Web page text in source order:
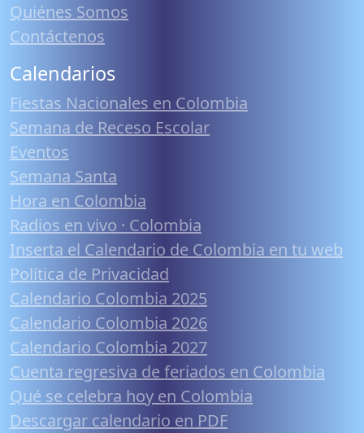
Quiénes Somos
Contáctenos
Calendarios
Fiestas Nacionales en Colombia
Semana de Receso Escolar
Eventos
Semana Santa
Hora en Colombia
Radios en vivo · Colombia
Inserta el Calendario de Colombia en tu web
Política de Privacidad
Calendario Colombia 2025
Calendario Colombia 2026
Calendario Colombia 2027
Cuenta regresiva de feriados en Colombia
Qué se celebra hoy en Colombia
Descargar calendario en PDF